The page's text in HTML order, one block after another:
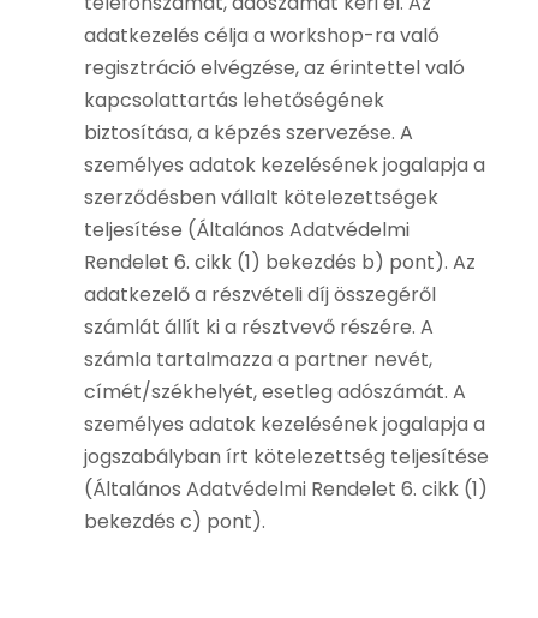
adatkezelés célja a workshop-ra való
regisztráció elvégzése, az érintettel való
kapcsolattartás lehetőségének
biztosítása, a képzés szervezése. A
személyes adatok kezelésének jogalapja a
szerződésben vállalt kötelezettségek
teljesítése (Általános Adatvédelmi
Rendelet 6. cikk (1) bekezdés b) pont). Az
adatkezelő a részvételi díj összegéről
számlát állít ki a résztvevő részére. A
számla tartalmazza a partner nevét,
címét/székhelyét, esetleg adószámát. A
személyes adatok kezelésének jogalapja a
jogszabályban írt kötelezettség teljesítése
(Általános Adatvédelmi Rendelet 6. cikk (1)
bekezdés c) pont).